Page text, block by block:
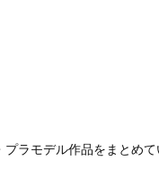
ラモデル作品をまとめて